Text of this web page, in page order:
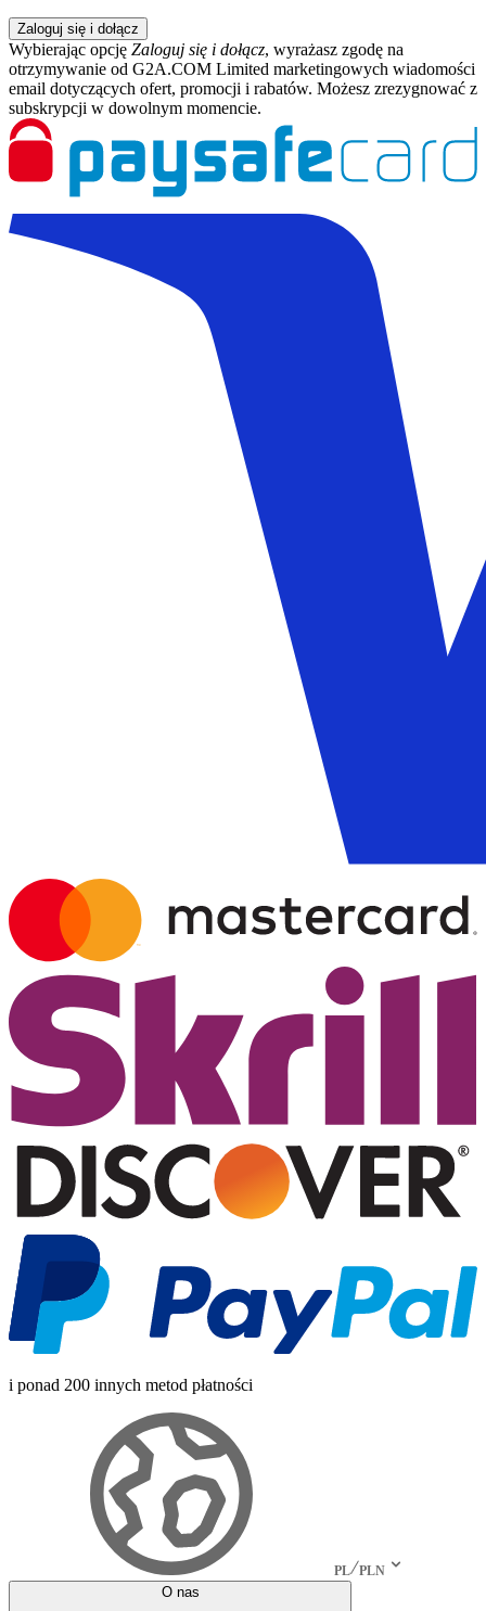
Zaloguj się i dołącz
Wybierając opcję Zaloguj się i dołącz, wyrażasz zgodę na
otrzymywanie od G2A.COM Limited marketingowych wiadomości
email dotyczących ofert, promocji i rabatów. Możesz zrezygnować z
subskrypcji w dowolnym momencie.
i ponad 200 innych metod płatności
PL PLN
O nas